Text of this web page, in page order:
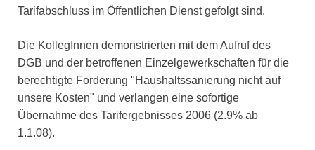
Tarifabschluss im Öffentlichen Dienst gefolgt sind.
Die KollegInnen demonstrierten mit dem Aufruf des
DGB und der betroffenen Einzelgewerkschaften für die
berechtigte Forderung "Haushaltssanierung nicht auf
unsere Kosten" und verlangen eine sofortige
Übernahme des Tarifergebnisses 2006 (2.9% ab
1.1.08).